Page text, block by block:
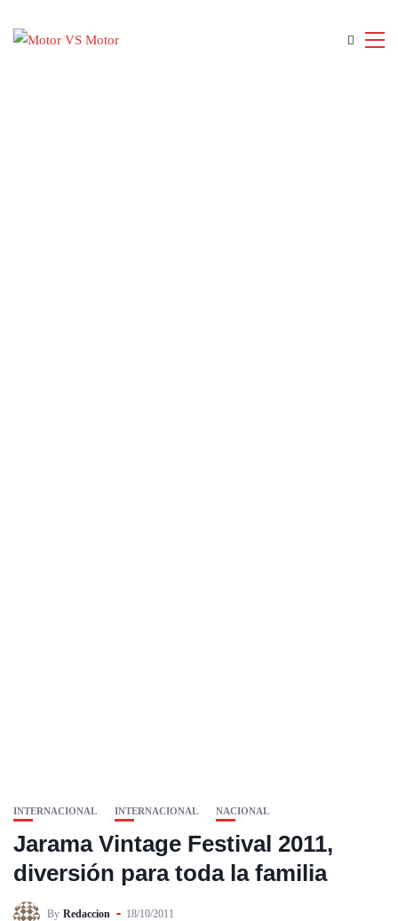
INTERNACIONAL INTERNACIONAL NACIONAL
Jarama Vintage Festival 2011,
diversión para toda la familia
By Redaccion 18/10/2011